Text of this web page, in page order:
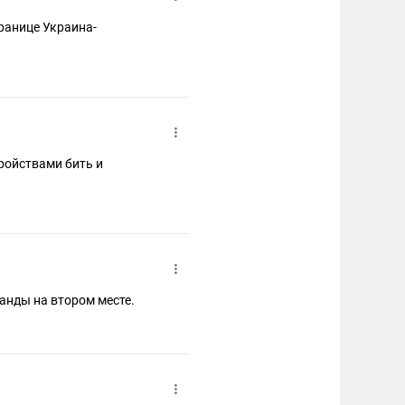
Украина-
бить и
Эстония - крупнейшая фабрика производства дронов в мире, а Нидерланды на втором месте.